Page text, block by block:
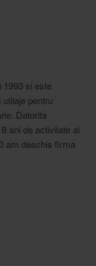
1993 si este
pentru
Datorita
ani de activitate ai
am deschis firma